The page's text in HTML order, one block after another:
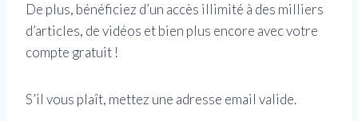
De plus, bénéficiez d’un accès illimité à des milliers
d’articles, de vidéos et bien plus encore avec votre
compte gratuit !
S’il vous plaît, mettez une adresse email valide.